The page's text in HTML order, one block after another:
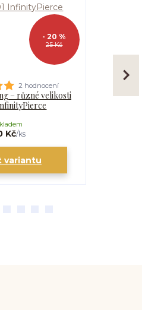
25 Kč
- 20 %
2 hodnocení
– různé velikosti
Kč/ks
variantu